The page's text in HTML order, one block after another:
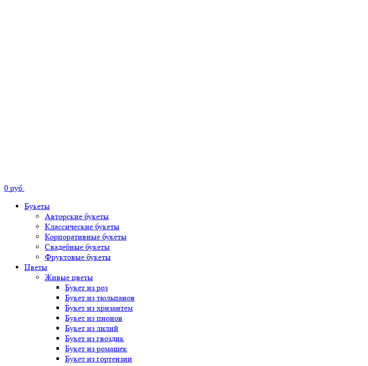
0 руб.
Букеты
Авторские букеты
Классические букеты
Корпоративные букеты
Свадебные букеты
Фруктовые букеты
Цветы
Живые цветы
Букет из роз
Букет из тюльпанов
Букет из хризантем
Букет из пионов
Букет из лилий
Букет из гвоздик
Букет из ромашек
Букет из гортензии